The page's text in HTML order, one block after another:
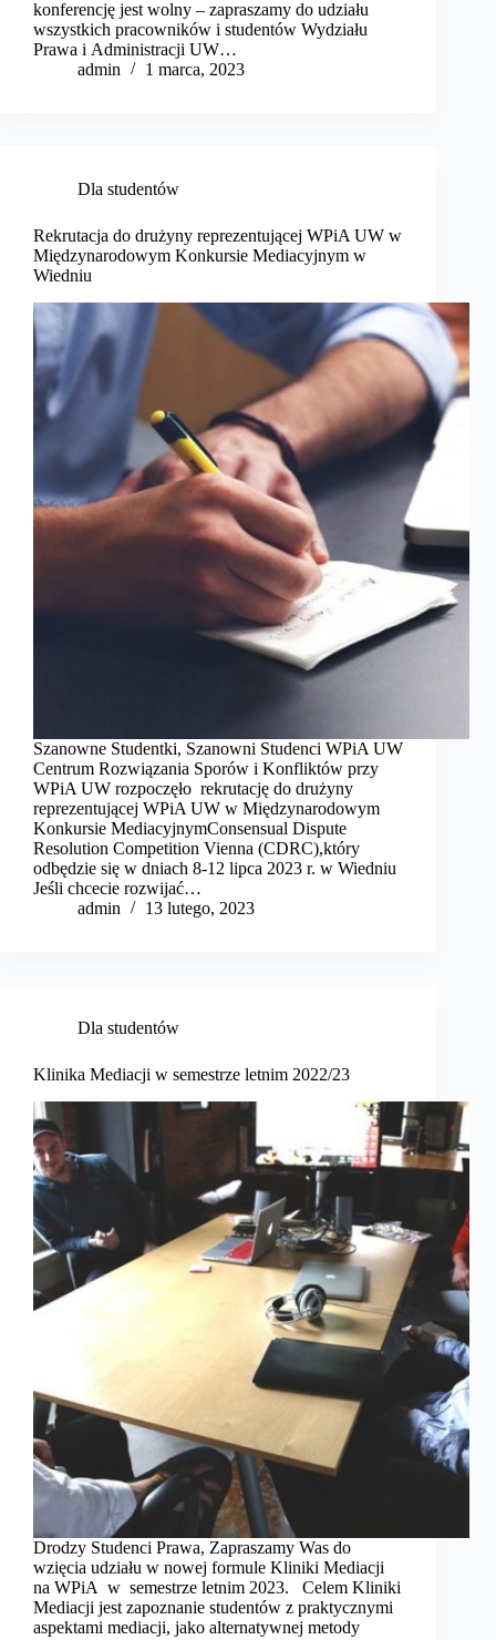
konferencję jest wolny – zapraszamy do udziału
wszystkich pracowników i studentów Wydziału
Prawa i Administracji UW…
admin
1 marca, 2023
Dla studentów
Rekrutacja do drużyny reprezentującej WPiA UW w
Międzynarodowym Konkursie Mediacyjnym w
Wiedniu
Szanowne Studentki, Szanowni Studenci WPiA UW
Centrum Rozwiązania Sporów i Konfliktów przy
WPiA UW rozpoczęło rekrutację do drużyny
reprezentującej WPiA UW w Międzynarodowym
Konkursie MediacyjnymConsensual Dispute
Resolution Competition Vienna (CDRC),który
odbędzie się w dniach 8-12 lipca 2023 r. w Wiedniu
Jeśli chcecie rozwijać…
admin
13 lutego, 2023
Dla studentów
Klinika Mediacji w semestrze letnim 2022/23
Drodzy Studenci Prawa, Zapraszamy Was do
wzięcia udziału w nowej formule Kliniki Mediacji
na WPiA w semestrze letnim 2023. Celem Kliniki
Mediacji jest zapoznanie studentów z praktycznymi
aspektami mediacji, jako alternatywnej metody